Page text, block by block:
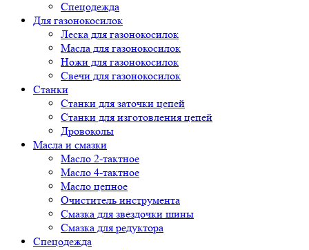
Спецодежда
Для газонокосилок
Леска для газонокосилок
Масла для газонокосилок
Ножи для газонокосилок
Свечи для газонокосилок
Станки
Cтанки для заточки цепей
Станки для изготовления цепей
Дровоколы
Масла и смазки
Масло 2-тактное
Масло 4-тактное
Масло цепное
Очиститель инструмента
Смазка для звездочки шины
Смазка для редуктора
Спецодежда